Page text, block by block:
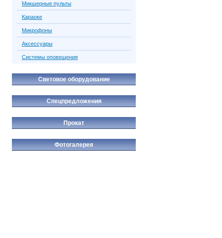
Микшерные пульты
Караоке
Микрофоны
Аксессуары
Системы оповещения
Световое оборудование
Спецпредложения
Прокат
Фотогалерея